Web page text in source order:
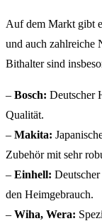
Auf dem Markt gibt
und auch zahlreiche
Bithalter sind
– Bosch: Deutscher
Qualität.
– Makita:
Zubehör mit sehr
– Einhell:
den Heimgebrauch.
– Wiha, Wera: